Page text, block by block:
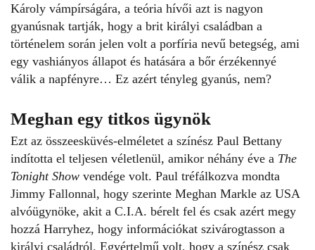
Károly vámpírságára, a teória hívői azt is nagyon
gyanúsnak tartják, hogy a brit királyi családban a
történelem során jelen volt a porfíria nevű betegség, ami
egy vashiányos állapot és hatására a bőr érzékennyé
válik a napfényre… Ez azért tényleg gyanús, nem?
Meghan egy titkos ügynök
Ezt az összeesküvés-elméletet a színész Paul Bettany
indította el teljesen véletlenül, amikor néhány éve a The
Tonight Show vendége volt. Paul tréfálkozva mondta
Jimmy Fallonnal, hogy szerinte Meghan Markle az USA
alvóügynöke, akit a C.I.A. bérelt fel és csak azért megy
hozzá Harryhez, hogy információkat szivárogtasson a
királyi családról. Egyértelmű volt, hogy a színész csak